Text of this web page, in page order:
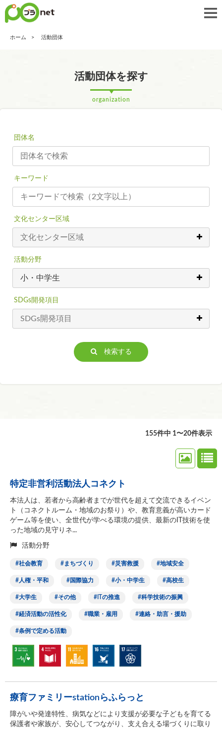
ホーム 活動団体
活動団体を探す
organization
団体名
キーワード
文化センター区域
活動分野
SDGs開発項目
検索する
155件中 1〜20件表示
特定非営利活動法人コネクト
本法人は、若者から高齢者までが世代を超えて交流できるイベン
ト（コネクトルーム・地域のお祭り）や、教育意義が高いカード
ゲーム等を使い、全世代が学べる環境の提供、最新のIT技術を使
った地域の見守りネ...
活動分野
社会教育 まちづくり 災害救援 地域安全
人権・平和 国際協力 小・中学生 高校生
大学生 その他 ITの推進 科学技術の振興
経済活動の活性化 職業・雇用 連絡・助言・援助
条例で定める活動
療育ファミリーstationらふらっと
障がいや発達特性、病気などにより支援が必要な子どもを育てる
保護者や家族が、安心してつながり、支え合える場づくりに取り